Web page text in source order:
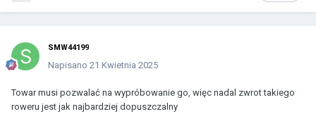
SMW44199
Napisano 21 Kwietnia 2025
Towar musi pozwalać na wypróbowanie go, więc nadal zwrot takiego
roweru jest jak najbardziej dopuszczalny